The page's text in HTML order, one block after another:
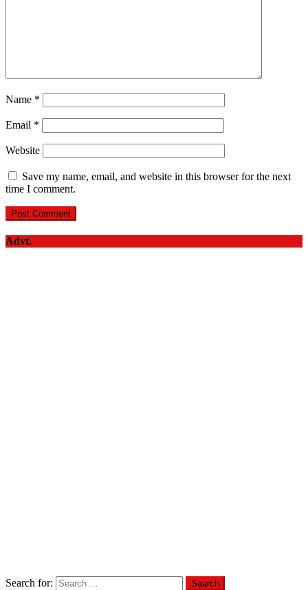
Name *
Email *
Website
Save my name, email, and website in this browser for the next
time I comment.
Advt.
Search for: